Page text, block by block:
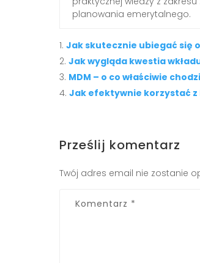
planowania emerytalnego.
Jak skutecznie ubiegać się
Jak wygląda kwestia
MDM – o co właściwie
Jak efektywnie korzystać z
Prześlij komentarz
Twój adres email nie zostanie